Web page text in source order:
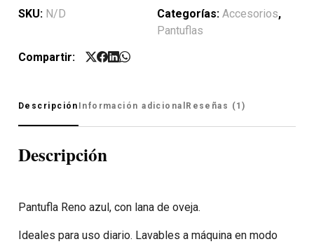
SKU: N/D Categorías: Accesorios,
Pantuflas
Compartir:
Descripción Información adicional Reseñas (1)
Descripción
Pantufla Reno azul, con lana de oveja.
Ideales para uso diario. Lavables a máquina en modo